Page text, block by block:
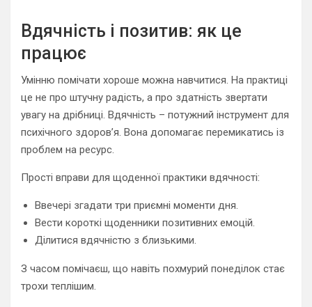
Вдячність і позитив: як це
працює
Умінню помічати хороше можна навчитися. На практиці
це не про штучну радість, а про здатність звертати
увагу на дрібниці. Вдячність – потужний інструмент для
психічного здоров’я. Вона допомагає перемикатись із
проблем на ресурс.
Прості вправи для щоденної практики вдячності:
Ввечері згадати три приємні моменти дня.
Вести короткі щоденники позитивних емоцій.
Ділитися вдячністю з близькими.
З часом помічаєш, що навіть похмурий понеділок стає
трохи теплішим.